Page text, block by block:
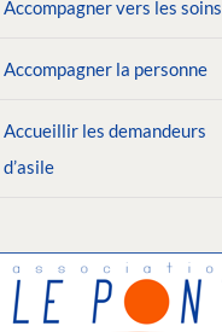
Accompagner vers les soins
Accompagner la personne
Accueillir les demandeurs
d’asile